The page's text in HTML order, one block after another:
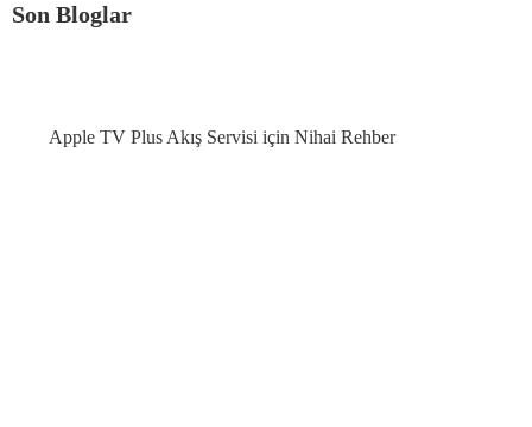
Son Bloglar
Apple TV Plus Akış Servisi için Nihai Rehber